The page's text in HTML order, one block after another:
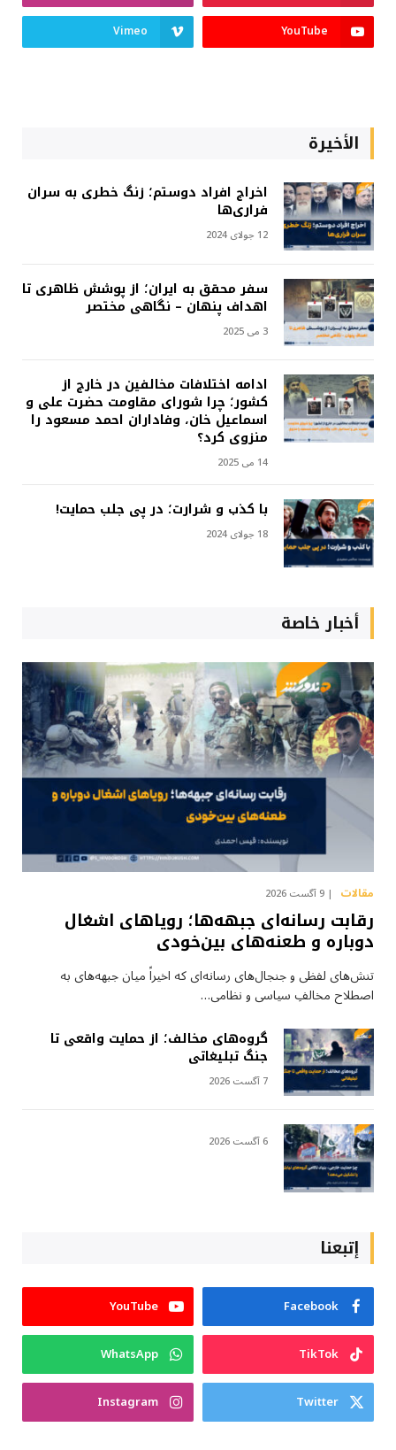
YouTube
Vimeo
الأخيرة
اخراج افراد دوستم؛ زنگ خطری به سران
فراری‌ها
12 جولای 2024
سفر محقق به ایران؛ از پوشش ظاهری تا
اهداف پنهان – نگاهی مختصر
3 می 2025
ادامه اختلافات مخالفین در خارج از
کشور؛ چرا شورای مقاومت حضرت علی و
اسماعیل خان، وفاداران احمد مسعود را
منزوی کرد؟
14 می 2025
با کذب و شرارت؛ در پی جلب حمایت!
18 جولای 2024
أخبار خاصة
مقالات 9 آگست 2026
رقابت رسانه‌ای جبهه‌ها؛ رویاهای اشغال
دوباره و طعنه‌های بین‌خودی
تنش‌های لفظی و جنجال‌های رسانه‌ای که اخیراً میان جبهه‌های به
اصطلاح مخالفِ سیاسی و نظامی…
گروه‌های مخالف؛ از حمایت واقعی تا
جنگ تبلیغاتی
7 آگست 2026
6 آگست 2026
إتبعنا
Facebook
YouTube
TikTok
WhatsApp
Twitter
Instagram